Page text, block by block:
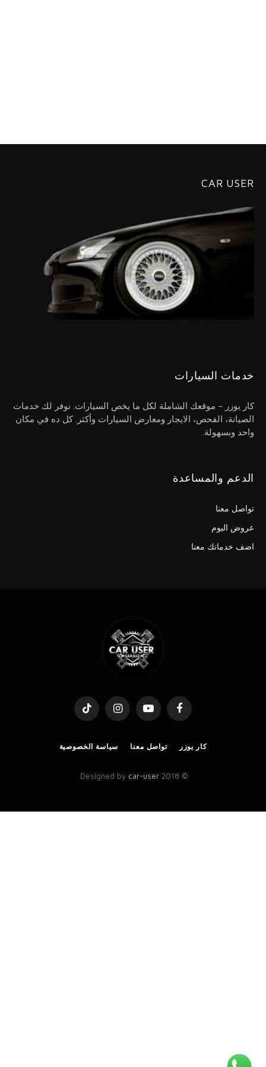
CAR USER
خدمات السيارات
كار يوزر – موقعك الشاملة لكل ما يخص السيارات. نوفر لك خدمات
الصيانة، الفحص، الايجار ومعارض السيارات وأكثر. كل ده في مكان
واحد وبسهولة.
الدعم والمساعدة
تواصل معنا
عروض اليوم
اضف خدماتك معنا
Facebook
YouTube
Instagram
TikTok
كار يوزر تواصل معنا سياسة الخصوصية
© 2018 Designed by
car-user